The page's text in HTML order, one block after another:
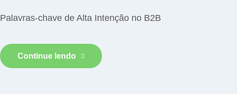
Palavras-chave de Alta Intenção no B2B
Continue lendo